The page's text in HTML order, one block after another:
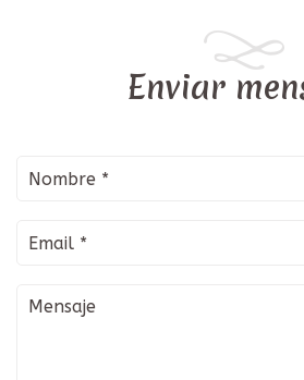
Enviar